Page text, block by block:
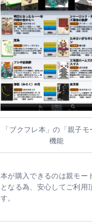
「ブクフレ本」の「親子モ
機能
本が購入できるのは親モー
となる為、安心してご利用
す。